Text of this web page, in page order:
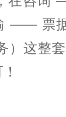
—— 票
）这整